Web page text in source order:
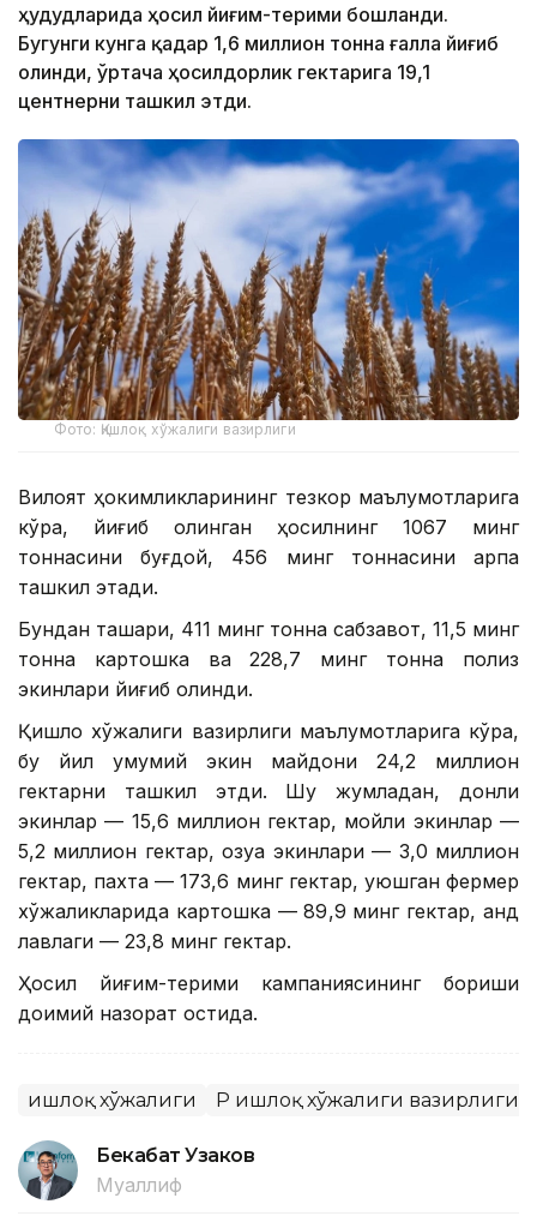
ҳудудларида ҳосил йиғим-терими бошланди.
Бугунги кунга қадар 1,6 миллион тонна ғалла йиғиб
олинди, ўртача ҳосилдорлик гектарига 19,1
центнерни ташкил этди.
Фото: Қишлоқ хўжалиги вазирлиги
Вилоят ҳокимликларининг тезкор маълумотларига
кўра, йиғиб олинган ҳосилнинг 1067 минг
тоннасини буғдой, 456 минг тоннасини арпа
ташкил этади.
Бундан ташқари, 411 минг тонна сабзавот, 11,5 минг
тонна картошка ва 228,7 минг тонна полиз
экинлари йиғиб олинди.
Қишлоқ хўжалиги вазирлиги маълумотларига кўра,
бу йил умумий экин майдони 24,2 миллион
гектарни ташкил этди. Шу жумладан, донли
экинлар — 15,6 миллион гектар, мойли экинлар —
5,2 миллион гектар, озуқа экинлари — 3,0 миллион
гектар, пахта — 173,6 минг гектар, уюшган фермер
хўжаликларида картошка — 89,9 минг гектар, қанд
лавлаги — 23,8 минг гектар.
Ҳосил йиғим-терими кампаниясининг бориши
доимий назорат остида.
Қишлоқ хўжалиги ҚР Қишлоқ хўжалиги вазирлиги
Бекабат Узаков
Муаллиф